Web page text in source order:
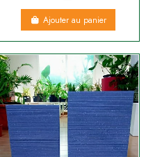
Ajouter au panier